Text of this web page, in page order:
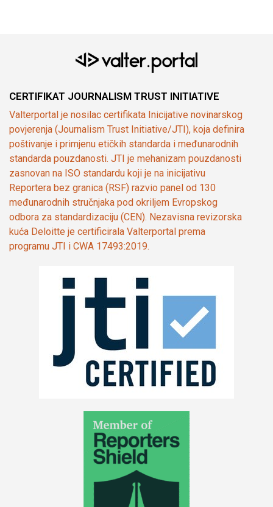
CERTIFIKAT JOURNALISM TRUST INITIATIVE
Valterportal je nosilac certifikata Inicijative novinarskog
povjerenja (Journalism Trust Initiative/JTI), koja definira
poštivanje i primjenu etičkih standarda i međunarodnih
standarda pouzdanosti. JTI je mehanizam pouzdanosti
zasnovan na ISO standardu koji je na inicijativu
Reportera bez granica (RSF) razvio panel od 130
međunarodnih stručnjaka pod okriljem Evropskog
odbora za standardizaciju (CEN). Nezavisna revizorska
kuća Deloitte je certificirala Valterportal prema
programu JTI i CWA 17493:2019.